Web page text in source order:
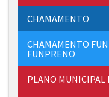
CHAMAMENTO
CHAMAMENTO
FUNPRENO
PLANO MUNICIPAL